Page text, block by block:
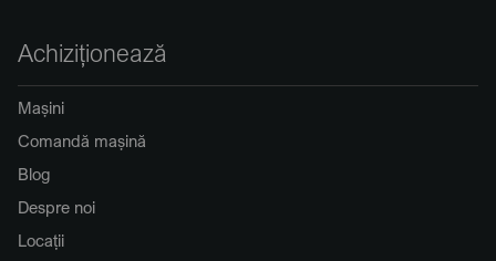
Achiziționează
Mașini
Comandă mașină
Blog
Despre noi
Locații